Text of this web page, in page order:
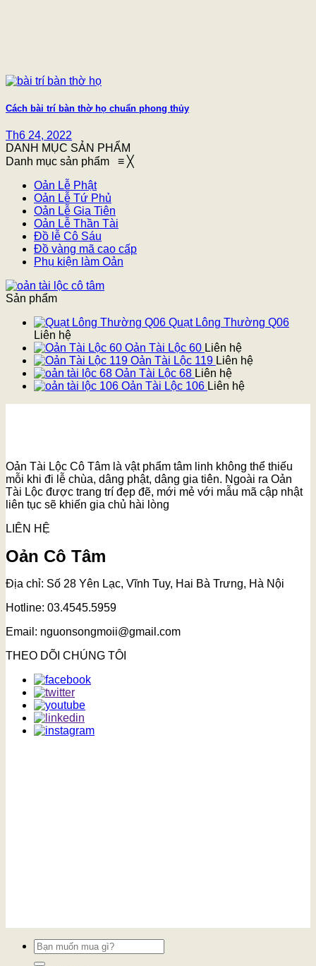
Cách bài trí bàn thờ họ chuẩn phong thủy
Th6 24, 2022
DANH MỤC SẢN PHẨM
Danh mục sản phẩm ≡ ╳
Oản Lễ Phật
Oản Lễ Tứ Phủ
Oản Lễ Gia Tiên
Oản Lễ Thần Tài
Đồ lễ Cô Sáu
Đồ vàng mã cao cấp
Phụ kiện làm Oản
Sản phẩm
Quạt Lông Thường Q06
Liên hệ
Oản Tài Lộc 60 Liên hệ
Oản Tài Lộc 119 Liên hệ
Oản Tài Lộc 68 Liên hệ
Oản Tài Lộc 106 Liên hệ
Oản Tài Lộc Cô Tâm là vật phẩm tâm linh không thể thiếu
mỗi khi đi lễ chùa, dâng phật, dâng gia tiên. Ngoài ra Oản
Tài Lộc được trang trí đẹp đẽ, mới mẻ với mẫu mã cập nhật
liên tục sẽ khiến gia chủ hài lòng
LIÊN HỆ
Oản Cô Tâm
Địa chỉ: Số 28 Yên Lạc, Vĩnh Tuy, Hai Bà Trưng, Hà Nội
Hotline: 03.4545.5959
Email: nguonsongmoii@gmail.com
THEO DÕI CHÚNG TÔI
Tìm
kiếm: